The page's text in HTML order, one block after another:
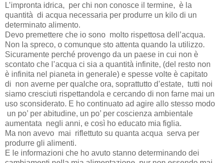
L’impronta idrica, per chi non conosce il termine, è la
quantità di acqua necessaria per produrre un kilo di un
determinato alimento.
Devo premettere che io sono molto rispettosa dell’acqua.
Non la spreco, o comunque sto attenta quando la utilizzo.
Sicuramente perché provengo da un paese in cui non è
scontato che l’acqua ci sia a quantità infinite, (del resto non
è infinita nel pianeta in generale) e spesse volte è capitato
di non averne per qualche ora, soprattutto d’estate, tutti noi
siamo cresciuti rispettandola e cercando di non farne mai un
uso sconsiderato. E ho continuato ad agire allo stesso modo
un po’ per abitudine, un po’ per coscienza ambientale
aumentata negli anni, e così ho educato mia figlia.
Ma non avevo mai riflettuto su quanta acqua serva per
produrre gli alimenti.
E le informazioni che ho avuto stanno determinando dei